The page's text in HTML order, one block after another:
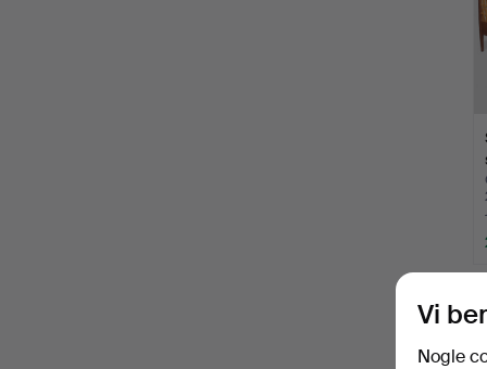
Vi
Nogle